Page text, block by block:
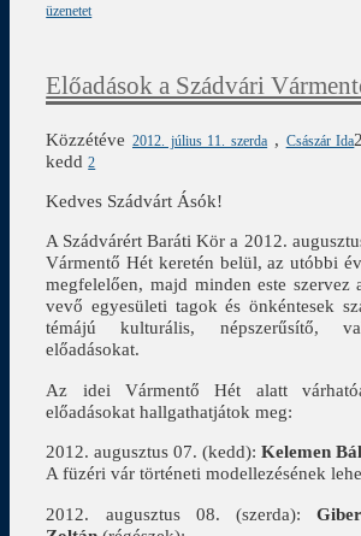
üzenetet
Előadások a Szádvári
Közzétéve 2012. július 11. szerda , Császár Ida
kedd 2
Kedves Szádvárt Ásók!
A Szádvárért Baráti Kör a 2012.
Vármentő Hét keretén belül, az utóbbi
megfelelően, majd minden este szervez
vevő egyesületi tagok és önkéntesek
témájú kulturális, népszerűsítő,
előadásokat.
Az idei Vármentő Hét alatt
előadásokat hallgathatjátok meg:
2012. augusztus 07. (kedd):Kelemen
A füzéri vár történeti modellezésének
2012. augusztus 08. (szerda):